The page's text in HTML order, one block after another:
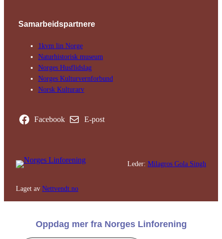
Samarbeids­partnere
1kvm lin Norge
Natur­his­torisk­ museum
Norges Husflids­lag
Norges Kultur­vern­forbund
Norsk Kulturarv
Facebook E-post
Leder: Milagros Gola Singh
Laget av Nettvendt.no
Oppdag mer fra Norges Linforening